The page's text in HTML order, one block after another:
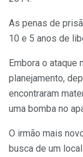
As penas de
10 e 5 anos de
Embora o ataque
planejamento,
encontraram
uma bomba no
O irmão mais
busca de um